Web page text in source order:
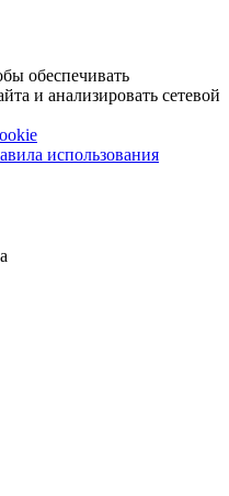
обеспечивать
и анализировать сетевой
использования